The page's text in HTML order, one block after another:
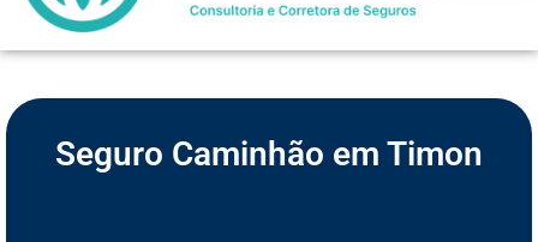
Seguro Caminhão em Timon